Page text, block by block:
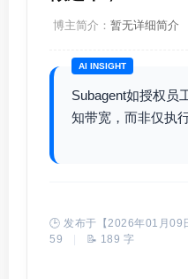
博主简介： 暂无详细简介
AI INSIGHT
Subagent如授权员
知带宽，而非仅执
🕒 发布于【2026年01月09
59
📝 189 字